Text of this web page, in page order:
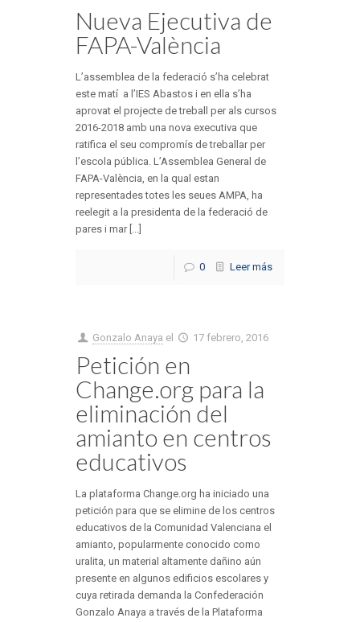
Nueva Ejecutiva de
FAPA-València
L’assemblea de la federació s’ha celebrat
este matí a l’IES Abastos i en ella s’ha
aprovat el projecte de treball per als cursos
2016-2018 amb una nova executiva que
ratifica el seu compromís de treballar per
l’escola pública. L’Assemblea General de
FAPA-València, en la qual estan
representades totes les seues AMPA, ha
reelegit a la presidenta de la federació de
pares i mar [...]
0 Leer más
Gonzalo Anaya el 17 febrero, 2016
Petición en
Change.org para la
eliminación del
amianto en centros
educativos
La plataforma Change.org ha iniciado una
petición para que se elimine de los centros
educativos de la Comunidad Valenciana el
amianto, popularmente conocido como
uralita, un material altamente dañino aún
presente en algunos edificios escolares y
cuya retirada demanda la Confederación
Gonzalo Anaya a través de la Plataforma